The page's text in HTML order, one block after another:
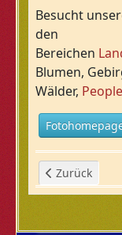
Besucht
den
Bereichen
Blumen,
Wälder,
Vorheriger
Zurück